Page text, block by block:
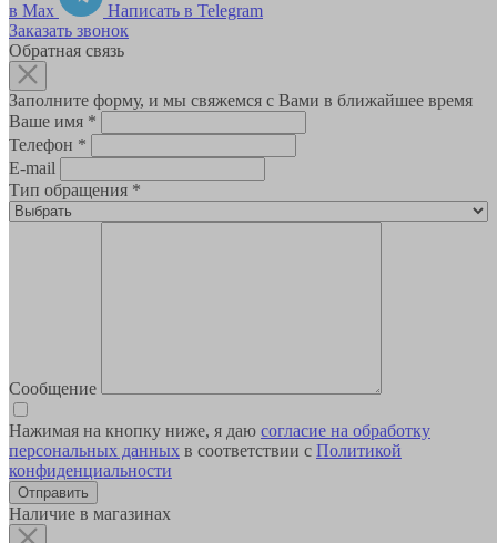
в Max
Написать в Telegram
Заказать звонок
Обратная связь
Заполните форму, и мы свяжемся с Вами в ближайшее время
Ваше имя *
Телефон *
E-mail
Тип обращения *
Сообщение
Нажимая на кнопку ниже, я даю согласие на обработку
персональных данных в соответствии с Политикой
конфиденциальности
Наличие в магазинах